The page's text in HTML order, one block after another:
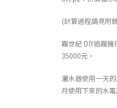
(計算過程請見附
霧世紀 DIY造霧
35000元。
灑水器使用一天
月使用下來的水